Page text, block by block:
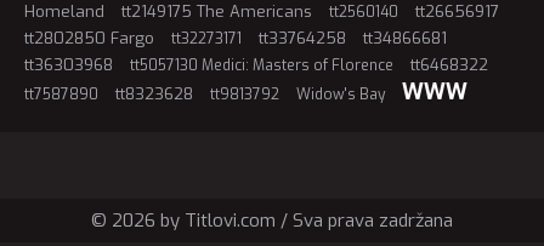
Homeland
tt2149175 The Americans tt2560140
tt26656917
tt2802850 Fargo
tt32273171 tt33764258
tt34866681
tt36303968
tt5057130 Medici: Masters of Florence tt6468322
tt7587890 tt8323628 tt9813792 Widow's Bay WWW
© 2026 by Titlovi.com / Sva prava zadržana